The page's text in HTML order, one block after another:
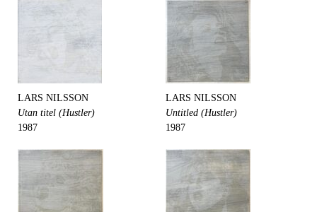
LARS NILSSON
Utan titel (Hustler)
1987
LARS NILSSON
Untitled (Hustler)
1987